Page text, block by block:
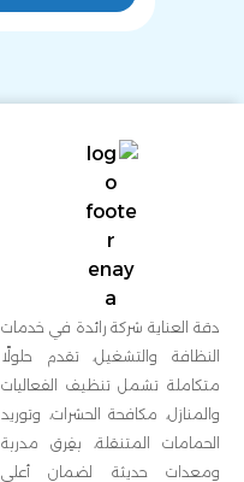
دقة العناية شركة رائدة في خدمات
النظافة والتشغيل، تقدم حلولًا
متكاملة تشمل تنظيف الفعاليات
والمنازل، مكافحة الحشرات، وتوريد
الحمامات المتنقلة، بفِرق مدربة
ومعدات حديثة لضمان أعلى